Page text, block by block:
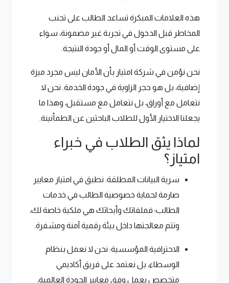
هذه العلامات المبكرة تساعد الطالب على تجنب
المخاطر قبل الدخول في تجربة غير مضمونة، سواء
على مستوى الوقت أو المال أو جودة النتيجة.
نحن نؤمن في شركة امتياز بأن الأمان ليس مجرد ميزة
إضافية، بل هو حجر الزاوية في جودة الخدمة. نحن لا
نتعامل مع أوراق، بل نتعامل مع مستقبل، وهذا ما
يجعلنا الاختيار الأول للطلاب الباحثين عن الطمأنينة.
لماذا يثق الطلاب في خبراء
امتياز؟
سرية البيانات المطلقة: نطبق في امتياز معايير
صارمة لحماية خصوصية الطالب في خدمات
الطالب؛ فملفاتك وأبحاثك هي ملكية خاصة لك،
وتتم معالجتها داخل بيئة رقمية آمنة ومشفرة.
الاحترافية المؤسسية: نحن لا نعمل بنظام
الوسطاء، بل نعتمد على فريق أكاديمي
متخصص يعمل وفق معايير الجودة العالمية،